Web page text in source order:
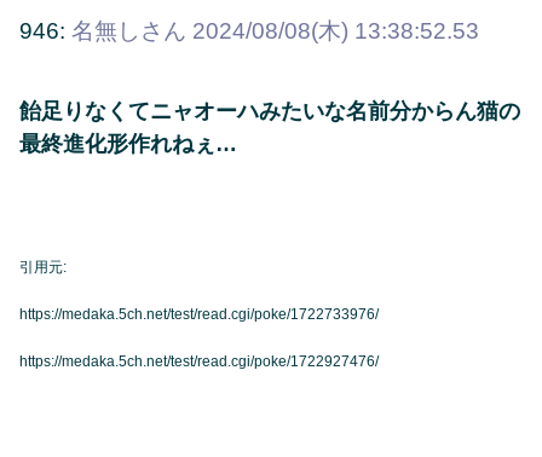
946: 名無しさん 2024/08/08(木) 13:38:52.53
飴足りなくてニャオーハみたいな名前分からん猫の
最終進化形作れねぇ…
引用元:
https://medaka.5ch.net/test/read.cgi/poke/1722733976/
https://medaka.5ch.net/test/read.cgi/poke/1722927476/